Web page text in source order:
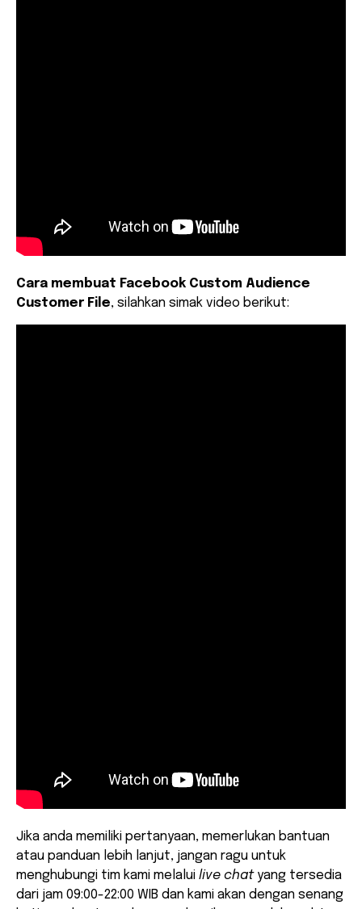
Cara membuat Facebook Custom Audience
Customer File, silahkan simak video berikut:
Jika anda memiliki pertanyaan, memerlukan bantuan
atau panduan lebih lanjut, jangan ragu untuk
menghubungi tim kami melalui live chatyang tersedia
dari jam 09:00-22:00 WIB dan kami akan dengan senang